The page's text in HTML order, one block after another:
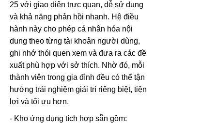
25 với giao diện trực quan, dễ sử dụng
và khả năng phản hồi nhanh. Hệ điều
hành này cho phép cá nhân hóa nội
dung theo từng tài khoản người dùng,
ghi nhớ thói quen xem và đưa ra các đề
xuất phù hợp với sở thích. Nhờ đó, mỗi
thành viên trong gia đình đều có thể tận
hưởng trải nghiệm giải trí riêng biệt, tiện
lợi và tối ưu hơn.
- Kho ứng dụng tích hợp sẵn gồm: